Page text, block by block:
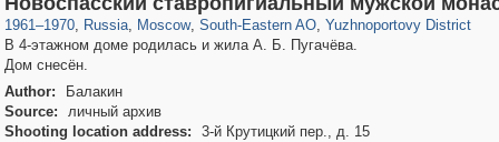
1961–1970, Russia, Moscow, South-Eastern AO, Yuzhnoportovy District
В 4-этажном доме родилась и жила А. Б. Пугачёва.
Дом снесён.
Author:
Балакин
Source:
личный архив
Shooting location address:
3-й Крутицкий пер., д. 15